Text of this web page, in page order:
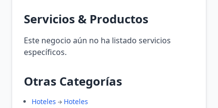
Servicios & Productos
Este negocio aún no ha listado servicios
específicos.
Otras Categorías
Hoteles
Hoteles